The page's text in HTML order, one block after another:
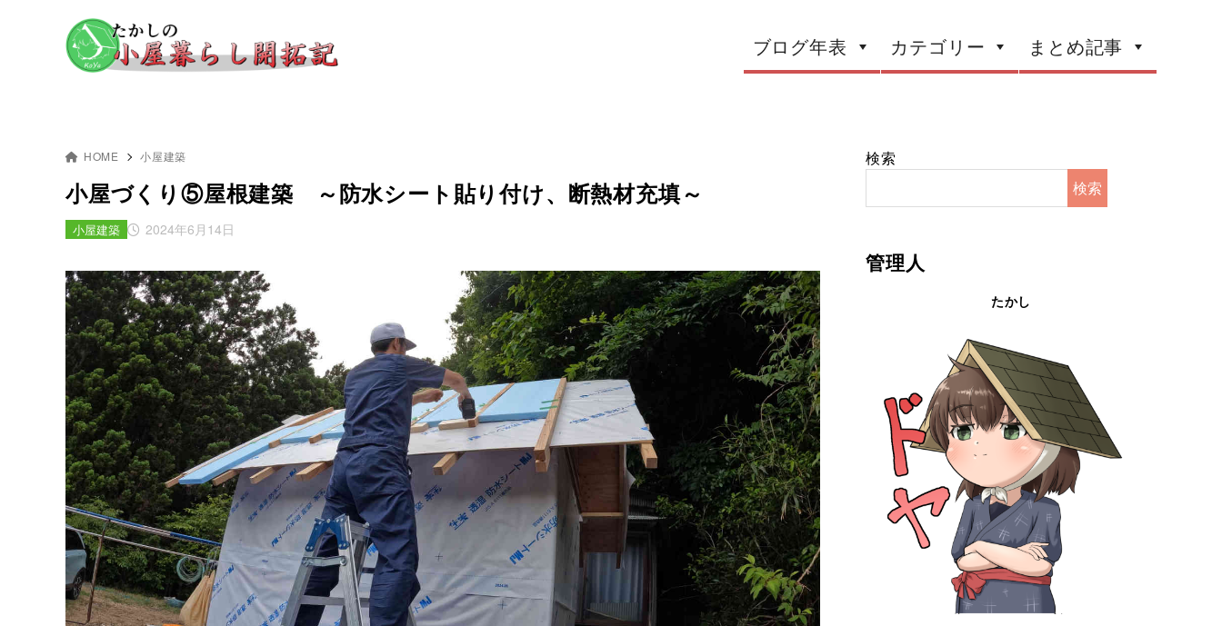
ブログ年表 カテゴリー まとめ記事
HOME 小屋建築
小屋づくり⑤屋根建築 ～防水シート貼り付け、断熱材充填～
2024年6月14日
小屋建築
検索
検索
管理人
たかし